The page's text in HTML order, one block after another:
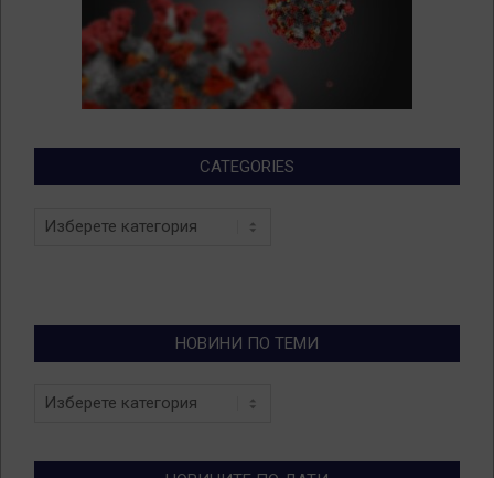
CATEGORIES
Categories
НОВИНИ ПО ТЕМИ
Новини